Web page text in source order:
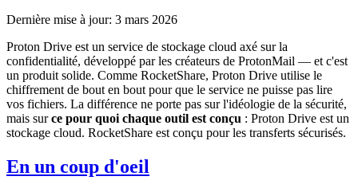
Dernière mise à jour: 3 mars 2026
Proton Drive est un service de stockage cloud axé sur la
confidentialité, développé par les créateurs de ProtonMail — et c'est
un produit solide. Comme RocketShare, Proton Drive utilise le
chiffrement de bout en bout pour que le service ne puisse pas lire
vos fichiers. La différence ne porte pas sur l'idéologie de la sécurité,
mais surce pour quoi chaque outil est conçu : Proton Drive est un
stockage cloud. RocketShare est conçu pour les transferts sécurisés.
En un coup d'oeil